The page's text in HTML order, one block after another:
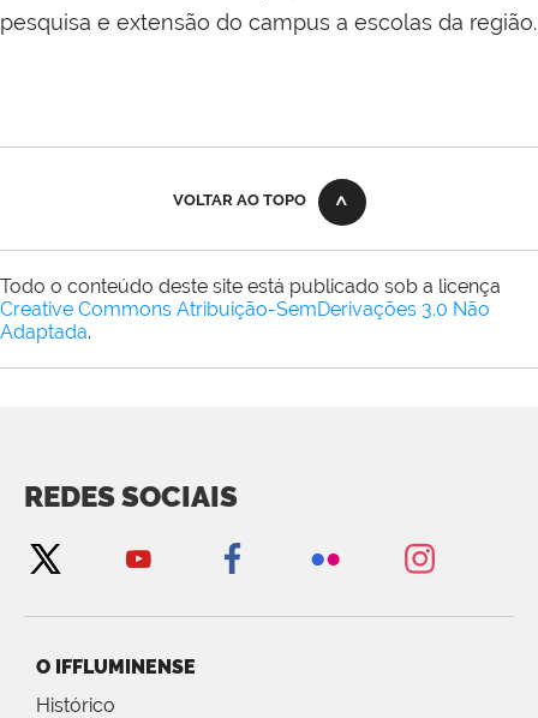
pesquisa e extensão do campus a escolas da região.
VOLTAR AO TOPO
Todo o conteúdo deste site está publicado sob a licença
Creative Commons Atribuição-SemDerivações 3.0 Não
Adaptada.
REDES SOCIAIS
O IFFLUMINENSE
Histórico